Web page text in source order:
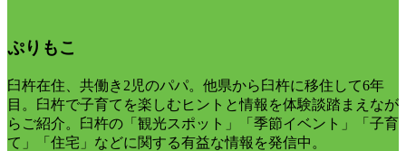
ぷりもこ
臼杵在住、共働き2児のパパ。他県から臼杵に移住して6年
目。臼杵で子育てを楽しむヒントと情報を体験談踏まえなが
らご紹介。臼杵の「観光スポット」「季節イベント」「子育
て」「住宅」などに関する有益な情報を発信中。